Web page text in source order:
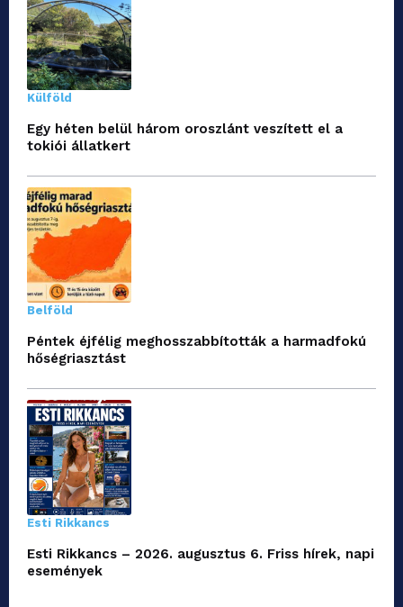
Külföld
Egy héten belül három oroszlánt veszített el a
tokiói állatkert
Belföld
Péntek éjfélig meghosszabbították a harmadfokú
hőségriasztást
Esti Rikkancs
Esti Rikkancs – 2026. augusztus 6. Friss hírek, napi
események